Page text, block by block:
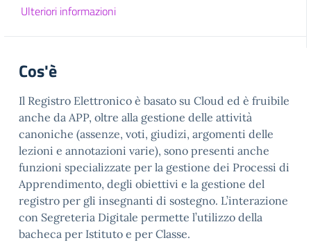
Ulteriori informazioni
Cos'è
Il Registro Elettronico è basato su Cloud ed è fruibile
anche da APP, oltre alla gestione delle attività
canoniche (assenze, voti, giudizi, argomenti delle
lezioni e annotazioni varie), sono presenti anche
funzioni specializzate per la gestione dei Processi di
Apprendimento, degli obiettivi e la gestione del
registro per gli insegnanti di sostegno. L’interazione
con Segreteria Digitale permette l’utilizzo della
bacheca per Istituto e per Classe.